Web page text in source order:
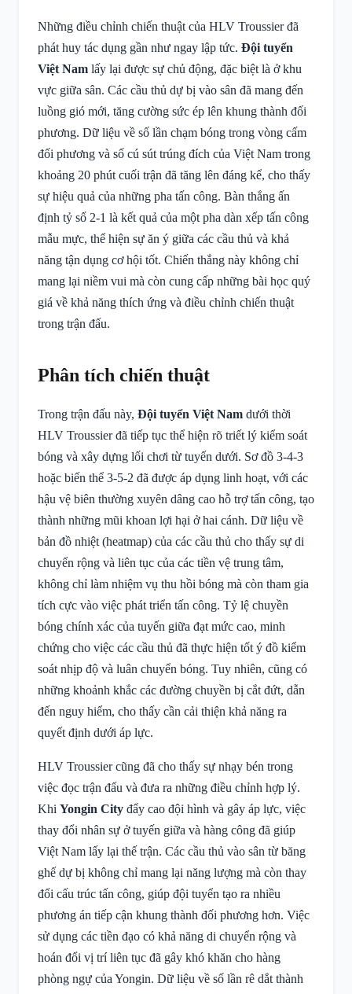
Những điều chỉnh chiến thuật của HLV Troussier đã
phát huy tác dụng gần như ngay lập tức. Đội tuyển
Việt Nam lấy lại được sự chủ động, đặc biệt là ở khu
vực giữa sân. Các cầu thủ dự bị vào sân đã mang đến
luồng gió mới, tăng cường sức ép lên khung thành đối
phương. Dữ liệu về số lần chạm bóng trong vòng cấm
đối phương và số cú sút trúng đích của Việt Nam trong
khoảng 20 phút cuối trận đã tăng lên đáng kể, cho thấy
sự hiệu quả của những pha tấn công. Bàn thắng ấn
định tỷ số 2-1 là kết quả của một pha dàn xếp tấn công
mẫu mực, thể hiện sự ăn ý giữa các cầu thủ và khả
năng tận dụng cơ hội tốt. Chiến thắng này không chỉ
mang lại niềm vui mà còn cung cấp những bài học quý
giá về khả năng thích ứng và điều chỉnh chiến thuật
trong trận đấu.
Phân tích chiến thuật
Trong trận đấu này, Đội tuyển Việt Nam dưới thời
HLV Troussier đã tiếp tục thể hiện rõ triết lý kiểm soát
bóng và xây dựng lối chơi từ tuyến dưới. Sơ đồ 3-4-3
hoặc biến thể 3-5-2 đã được áp dụng linh hoạt, với các
hậu vệ biên thường xuyên dâng cao hỗ trợ tấn công, tạo
thành những mũi khoan lợi hại ở hai cánh. Dữ liệu về
bản đồ nhiệt (heatmap) của các cầu thủ cho thấy sự di
chuyển rộng và liên tục của các tiền vệ trung tâm,
không chỉ làm nhiệm vụ thu hồi bóng mà còn tham gia
tích cực vào việc phát triển tấn công. Tỷ lệ chuyền
bóng chính xác của tuyến giữa đạt mức cao, minh
chứng cho việc các cầu thủ đã thực hiện tốt ý đồ kiểm
soát nhịp độ và luân chuyển bóng. Tuy nhiên, cũng có
những khoảnh khắc các đường chuyền bị cắt đứt, dẫn
đến nguy hiểm, cho thấy cần cải thiện khả năng ra
quyết định dưới áp lực.
HLV Troussier cũng đã cho thấy sự nhạy bén trong
việc đọc trận đấu và đưa ra những điều chỉnh hợp lý.
Khi Yongin City đẩy cao đội hình và gây áp lực, việc
thay đổi nhân sự ở tuyến giữa và hàng công đã giúp
Việt Nam lấy lại thế trận. Các cầu thủ vào sân từ băng
ghế dự bị không chỉ mang lại năng lượng mà còn thay
đổi cấu trúc tấn công, giúp đội tuyển tạo ra nhiều
phương án tiếp cận khung thành đối phương hơn. Việc
sử dụng các tiền đạo có khả năng di chuyển rộng và
hoán đổi vị trí liên tục đã gây khó khăn cho hàng
phòng ngự của Yongin. Dữ liệu về số lần rê dắt thành